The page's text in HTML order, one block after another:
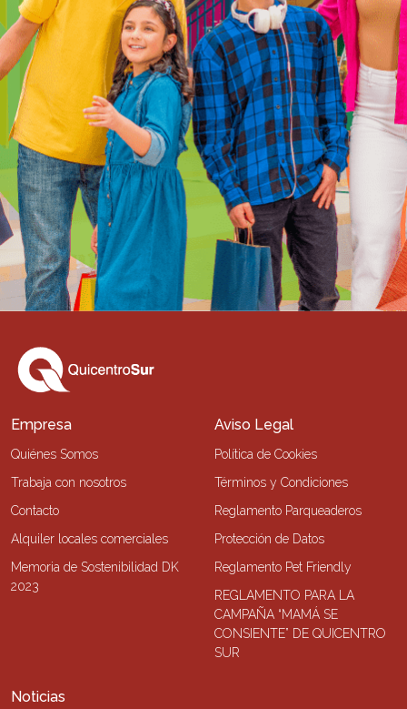
Empresa
Quiénes Somos
Trabaja con nosotros
Contacto
Alquiler locales comerciales
Memoria de Sostenibilidad DK
2023
Aviso Legal
Política de Cookies
Términos y Condiciones
Reglamento Parqueaderos
Protección de Datos
Reglamento Pet Friendly
REGLAMENTO PARA LA
CAMPAÑA “MAMÁ SE
CONSIENTE” DE QUICENTRO
SUR
Noticias